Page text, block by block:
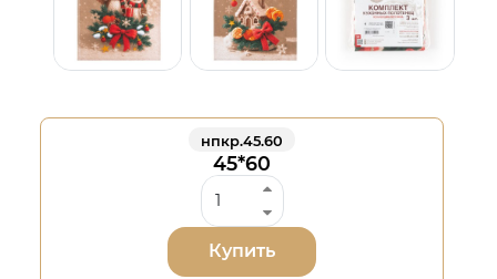
нпкр.45.60
45*60
Купить